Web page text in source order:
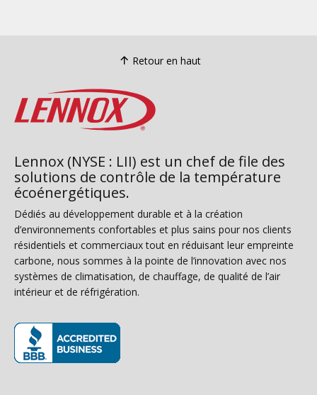
Retour en haut
Lennox (NYSE : LII) est un chef de file des
solutions de contrôle de la température
écoénergétiques.
Dédiés au développement durable et à la création
d’environnements confortables et plus sains pour nos clients
résidentiels et commerciaux tout en réduisant leur empreinte
carbone, nous sommes à la pointe de l’innovation avec nos
systèmes de climatisation, de chauffage, de qualité de l’air
intérieur et de réfrigération.